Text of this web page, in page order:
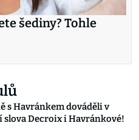
šediny? Tohle
s Havránkem dováděli v
slova Decroix i Havránkové!